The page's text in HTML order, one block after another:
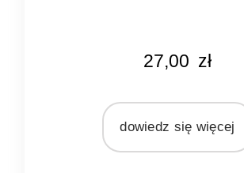
27,00 zł
dowiedz się więcej